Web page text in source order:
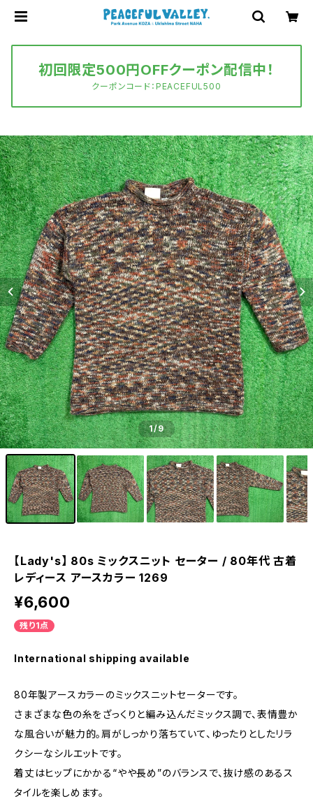
初回限定500円OFFクーポン配信中！
クーポンコード：PEACEFUL500
1/9
【Lady's】 80s ミックスニット セーター / 80年代 古着
レディース アースカラー 1269
¥6,600
残り1点
International shipping available
80年製アースカラーのミックスニットセーターです。
さまざまな色の糸をざっくりと編み込んだミックス調で、表情豊か
な風合いが魅力的。肩がしっかり落ちていて、ゆったりとしたリラ
クシーなシルエットです。
着丈はヒップにかかる“やや長め”のバランスで、抜け感のあるス
タイルを楽しめます。